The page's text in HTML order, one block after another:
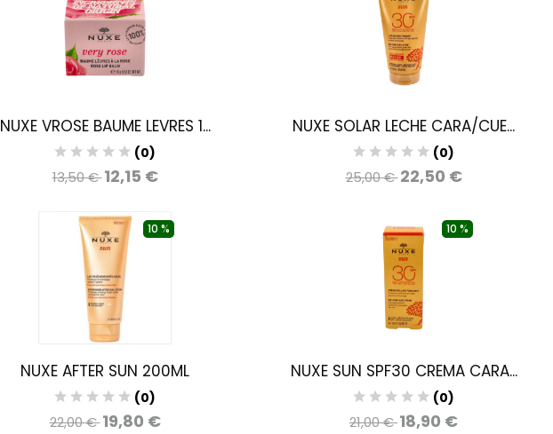
NUXE VROSE BAUME LEVRES 1...
(0)
13,50 €12,15 €
NUXE SOLAR LECHE CARA/CUE...
(0)
25,00 €22,50 €
10 %
NUXE AFTER SUN 200ML
(0)
22,00 €19,80 €
10 %
NUXE SUN SPF30 CREMA CARA...
(0)
21,00 €18,90 €